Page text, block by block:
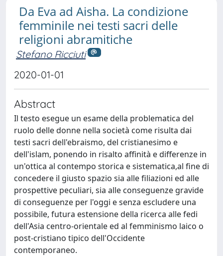
Da Eva ad Aisha. La condizione
femminile nei testi sacri delle
religioni abramitiche
Stefano Ricciuti
2020-01-01
Abstract
Il testo esegue un esame della problematica del
ruolo delle donne nella società come risulta dai
testi sacri dell'ebraismo, del cristianesimo e
dell'islam, ponendo in risalto affinità e differenze in
un'ottica al contempo storica e sistematica,al fine di
concedere il giusto spazio sia alle filiazioni ed alle
prospettive peculiari, sia alle conseguenze gravide
di conseguenze per l'oggi e senza escludere una
possibile, futura estensione della ricerca alle fedi
dell'Asia centro-orientale ed al femminismo laico o
post-cristiano tipico dell'Occidente
contemporaneo.